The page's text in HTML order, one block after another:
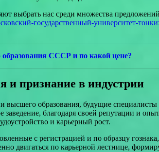
выбрать нас среди множества
государственный-университет-
СССР и по какой цене?
и признание в индустрии
образования, будущие
заведение, благодаря своей репутации и
и карьерный рост.
с регистрацией и по образцу
двигаться по карьерной лестнице,